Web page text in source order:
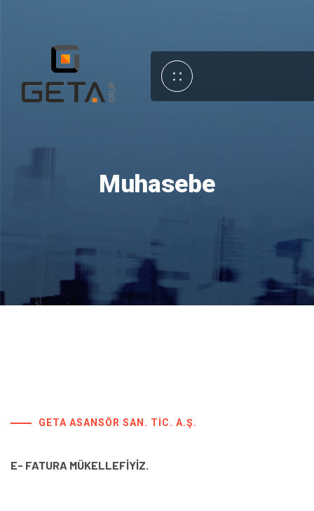
Muhasebe
GETA ASANSÖR SAN. TIC. A.Ş.
E- FATURA MÜKELLEFİYİZ.